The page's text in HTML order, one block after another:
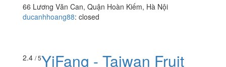
66 Lương Văn Can, Quận Hoàn Kiếm, Hà Nội
ducanhhoang88: closed
2.4 / 5YiFang - Taiwan Fruit